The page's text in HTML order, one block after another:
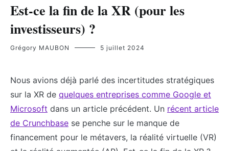
Est-ce la fin de la XR (pour les
investisseurs) ?
Grégory MAUBON 5 juillet 2024
Nous avions déjà parlé des incertitudes stratégiques
sur la XR de quelques entreprises comme Google et
Microsoft dans un article précédent. Un récent article
de Crunchbase se penche sur le manque de
financement pour le métavers, la réalité virtuelle (VR)